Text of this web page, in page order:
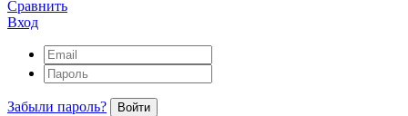
Сравнить
Вход
Забыли пароль? Войти